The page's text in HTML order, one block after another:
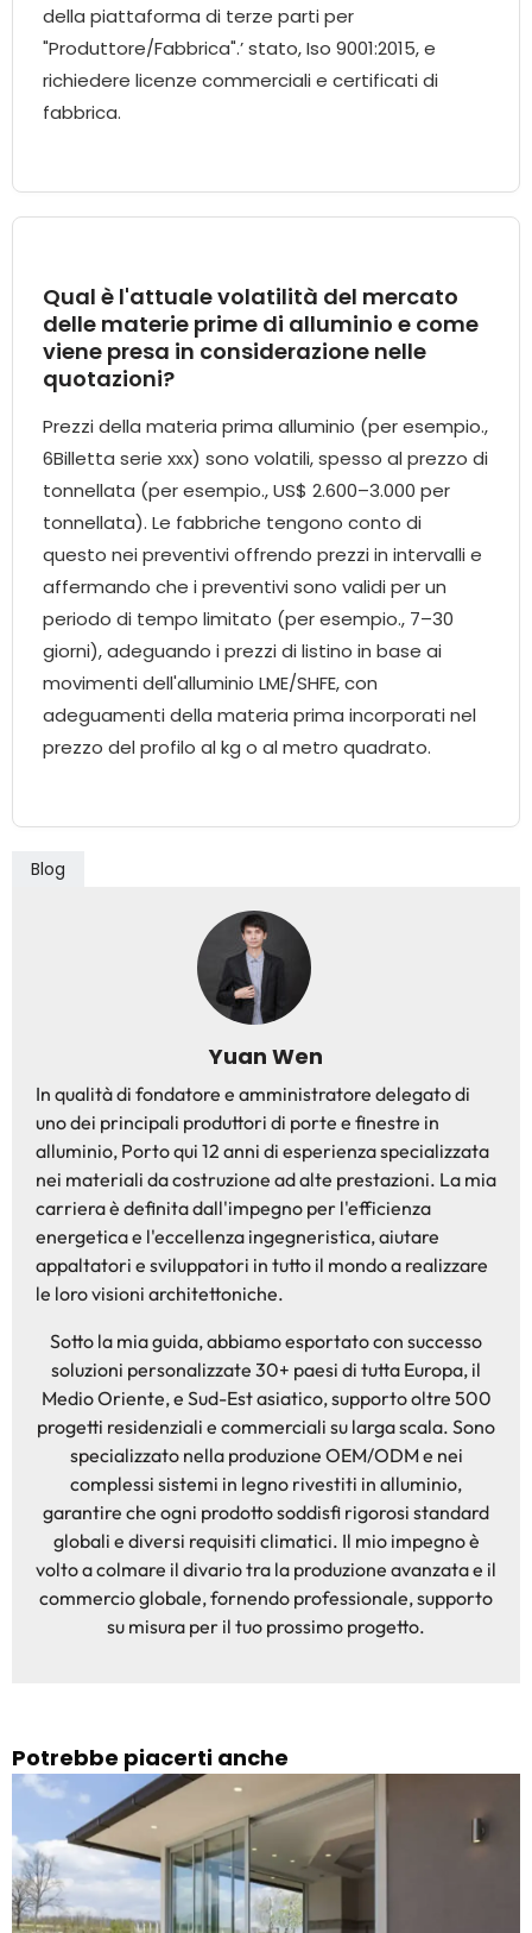
della piattaforma di terze parti per
"Produttore/Fabbrica".’ stato, Iso 9001:2015, e
richiedere licenze commerciali e certificati di
fabbrica.
Qual è l'attuale volatilità del mercato
delle materie prime di alluminio e come
viene presa in considerazione nelle
quotazioni?
Prezzi della materia prima alluminio (per esempio.,
6Billetta serie xxx) sono volatili, spesso al prezzo di
tonnellata (per esempio., US$ 2.600–3.000 per
tonnellata). Le fabbriche tengono conto di
questo nei preventivi offrendo prezzi in intervalli e
affermando che i preventivi sono validi per un
periodo di tempo limitato (per esempio., 7–30
giorni), adeguando i prezzi di listino in base ai
movimenti dell'alluminio LME/SHFE, con
adeguamenti della materia prima incorporati nel
prezzo del profilo al kg o al metro quadrato.
Blog
Yuan Wen
In qualità di fondatore e amministratore delegato di
uno dei principali produttori di porte e finestre in
alluminio, Porto qui 12 anni di esperienza specializzata
nei materiali da costruzione ad alte prestazioni. La mia
carriera è definita dall'impegno per l'efficienza
energetica e l'eccellenza ingegneristica, aiutare
appaltatori e sviluppatori in tutto il mondo a realizzare
le loro visioni architettoniche.
Sotto la mia guida, abbiamo esportato con successo
soluzioni personalizzate 30+ paesi di tutta Europa, il
Medio Oriente, e Sud-Est asiatico, supporto oltre 500
progetti residenziali e commerciali su larga scala. Sono
specializzato nella produzione OEM/ODM e nei
complessi sistemi in legno rivestiti in alluminio,
garantire che ogni prodotto soddisfi rigorosi standard
globali e diversi requisiti climatici. Il mio impegno è
volto a colmare il divario tra la produzione avanzata e il
commercio globale, fornendo professionale, supporto
su misura per il tuo prossimo progetto.
Potrebbe piacerti anche